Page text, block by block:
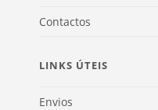
Contactos
LINKS ÚTEIS
Envios